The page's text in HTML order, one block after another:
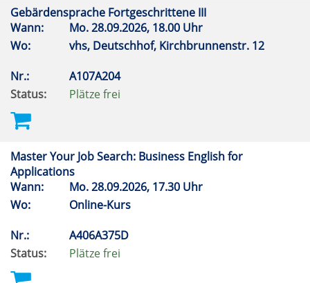
Gebärdensprache Fortgeschrittene III
Wann:
Mo.28.09.2026, 18.00 Uhr
Wo:
vhs, Deutschhof, Kirchbrunnenstr. 12
Nr.:
A107A204
Status:
Plätze frei
Master Your Job Search: Business English for
Applications
Wann:
Mo.28.09.2026, 17.30 Uhr
Wo:
Online-Kurs
Nr.:
A406A375D
Status:
Plätze frei